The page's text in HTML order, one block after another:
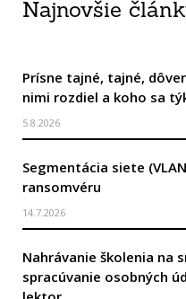
Najnovšie
Prísne tajné, tajné,
nimi rozdiel a koho sa
5.8.2026
Segmentácia siete
ransomvéru
14.7.2026
Nahrávanie školenia na
spracúvanie osobných